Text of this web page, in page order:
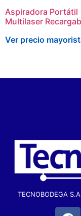
Aspiradora Portátil
Multilaser
Ver precio
TECNOBODEGA